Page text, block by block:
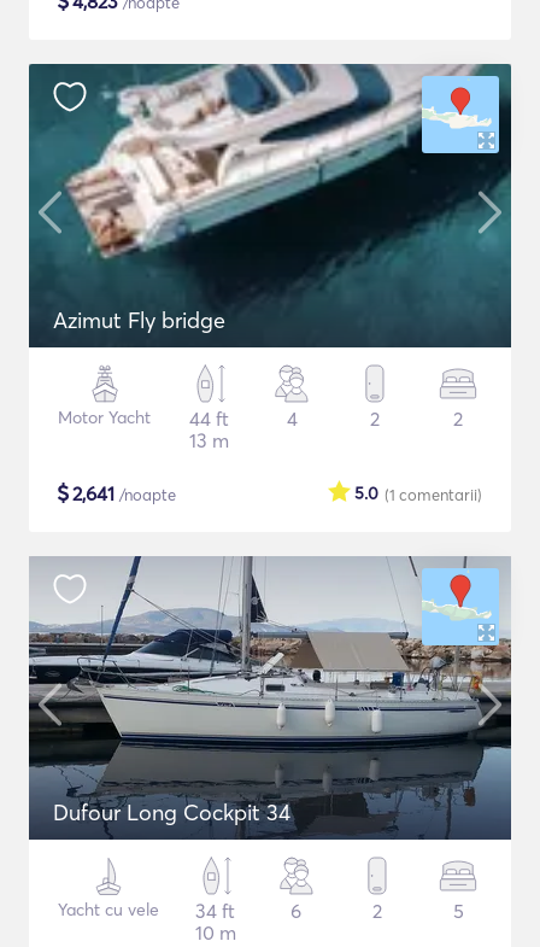
Azimut Fly bridge
Motor Yacht
44 ft
13 m
4 2 2
$2,641 /noapte (1 comentarii)
5.0
Dufour Long Cockpit 34
Yacht cu vele
34 ft
10 m
6 2 5